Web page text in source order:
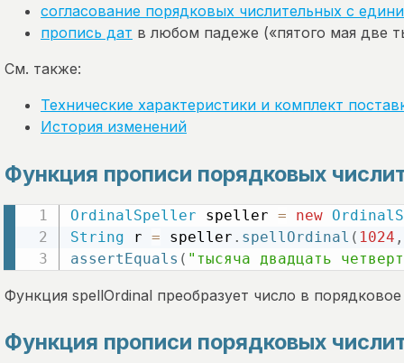
согласование порядковых числительных с
пропись дат в любом падеже («пятого мая две
См. также:
Технические характеристики и комплект
История изменений
Функция прописи порядковых
OrdinalSpeller speller = new
String r = speller . spellOrdinal ( 1024 ,
assertEquals ( "тысяча двадцать
Функция spellOrdinal преобразует число в
Функция прописи порядковых